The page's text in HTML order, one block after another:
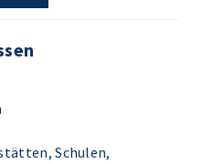
Schulen,